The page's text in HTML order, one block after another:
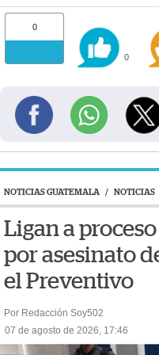
0
0
NOTICIAS GUATEMALA / NOTICIAS
Ligan a
por asesinato
el Preventivo
Por Redacción Soy502
07 de agosto de 2026, 17:46